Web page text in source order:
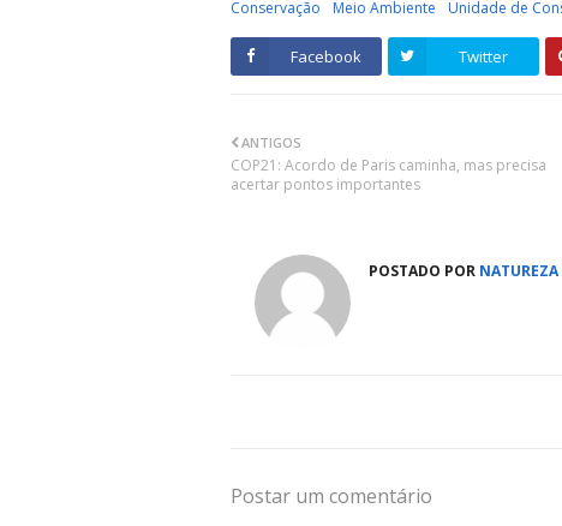
Conservação Meio Ambiente Unidade de
Facebook Twitter
ANTIGOS
COP21: Acordo de Paris caminha, mas precisa
acertar pontos importantes
POSTADO POR NATUREZA
Postar um comentário